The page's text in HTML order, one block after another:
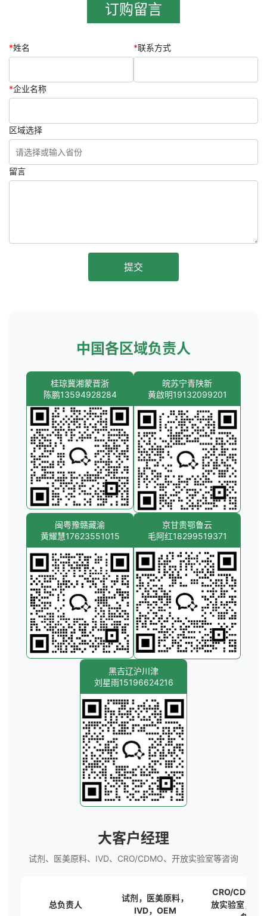
订购留言
*姓名 *联系方式
*企业名称
区域选择
留言
提交
中国各区域负责人
桂琼冀湘蒙晋浙
陈鹏13594928284
皖苏宁青陕新
黄啟明19132099201
闽粤豫赣藏渝
黄耀慧17623551015
京甘贵鄂鲁云
毛阿红18299519371
黑吉辽沪川津
刘星雨15196624216
大客户经理
试剂、医美原料、IVD、CRO/CDMO、开放实验室等咨询
总负责人
试剂，医美原料，
IVD，OEM
CRO/CDMO
放实验室，海